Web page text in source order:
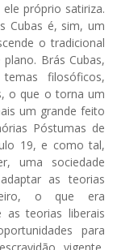
próprio satiriza.
Cubas é, sim, um
o tradicional
Brás Cubas,
filosóficos,
o que o torna um
um grande feito
Pós­tumas de
19, e como tal,
uma sociedade
as teorias
o que era
as teorias liberais
para
vigente,